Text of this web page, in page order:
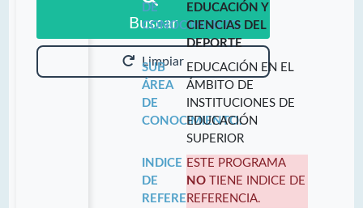
Buscar
Limpiar
DE
CONOCIMIENTO:
EDUCACIÓN Y
CIENCIAS DEL
DEPORTE
SUB
ÁREA
DE
CONOCIMIENTO:
EDUCACIÓN EN EL
ÁMBITO DE
INSTITUCIONES DE
EDUCACIÓN
SUPERIOR
INDICE
DE
REFERENCIA:
ESTE PROGRAMA
NO TIENE INDICE DE
REFERENCIA.